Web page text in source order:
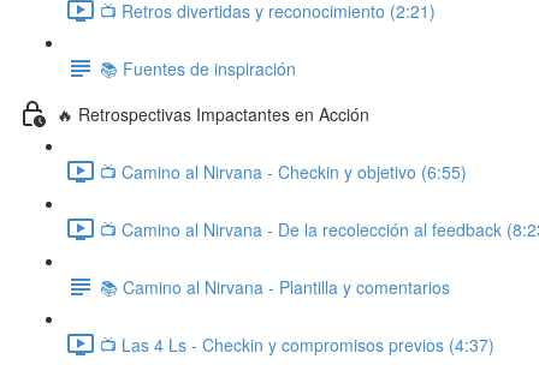
📺 Retros divertidas y reconocimiento (2:21)
📚 Fuentes de inspiración
🔥 Retrospectivas Impactantes en Acción
📺 Camino al Nirvana - Checkin y objetivo (6:55)
📺 Camino al Nirvana - De la recolección al feedback
📚 Camino al Nirvana - Plantilla y comentarios
📺 Las 4 Ls - Checkin y compromisos previos (4:37)